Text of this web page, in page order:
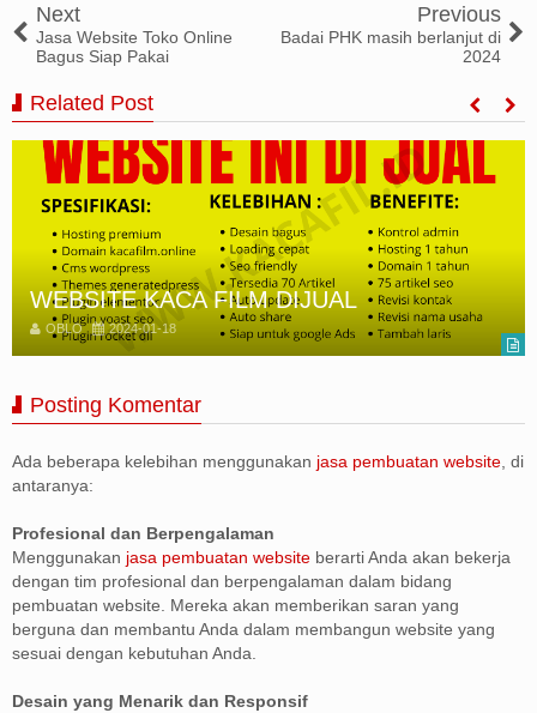
Next
Jasa Website Toko Online
Bagus Siap Pakai
Previous
Badai PHK masih berlanjut di
2024
Related Post
WEBSITE KACA FILM DIJUAL
OBLO 2024-01-18
Posting Komentar
Ada beberapa kelebihan menggunakan jasa pembuatan website , di
antaranya:
Profesional dan Berpengalaman
Menggunakan jasa pembuatan website berarti Anda akan bekerja
dengan tim profesional dan berpengalaman dalam bidang
pembuatan website. Mereka akan memberikan saran yang
berguna dan membantu Anda dalam membangun website yang
sesuai dengan kebutuhan Anda.
Desain yang Menarik dan Responsif